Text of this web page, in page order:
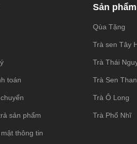
toán
sản phẩm
thông tin
Sản phẩm
Qùa Tặng
Trà sen Tây
Trà Thái
Trà Sen
Trà Ô Long
Trà Phổ Nhĩ